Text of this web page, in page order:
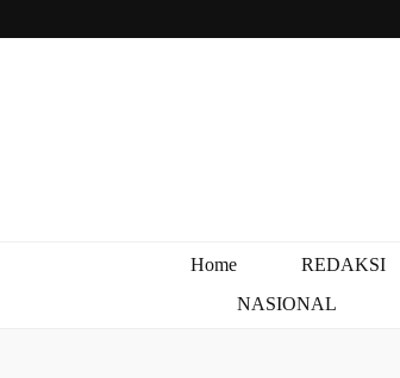
Home REDAKSI
NASIONAL